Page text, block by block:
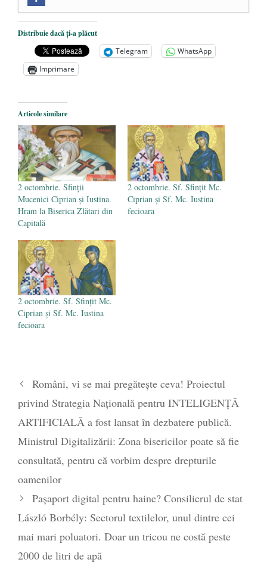
Mănăstirea „Sfânta Ana” Rohia. Părintele
Nicolae Steinhardt, comemorat la 102 ani
de la naștere - 29 iulie 2024
„Carnea cultivată” în laborator, tot mai
comercializare în UE
Părintele mărturisitor Constantin
Voicescu, pomenit, duminică, la
Mănăstirea Cernica
- 27 iulie 2024
Distribuie dacă ți-a plăcut
Telegram
WhatsApp
Imprimare
Articole similare
2 octombrie. Sfinții
Mucenici Ciprian și Iustina.
Hram la Biserica Zlătari din
Capitală
2 octombrie. Sf. Sfinţit Mc.
Ciprian și Sf. Mc. Iustina
fecioara
2 octombrie. Sf. Sfinţit Mc.
Ciprian și Sf. Mc. Iustina
fecioara
Români, vi se mai pregătește ceva! Proiectul
privind Strategia Naţională pentru INTELIGENȚĂ
ARTIFICIALĂ a fost lansat în dezbatere publică.
Ministrul Digitalizării: Zona bisericilor poate să fie
consultată, pentru că vorbim despre drepturile
oamenilor
Pașaport digital pentru haine? Consilierul de stat
László Borbély: Sectorul textilelor, unul dintre cei
mai mari poluatori. Doar un tricou ne costă peste
2000 de litri de apă